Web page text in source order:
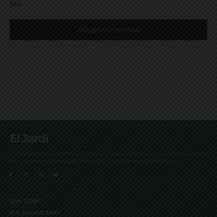
faci.
El Jardí
La Bonanova, Monterols, Galvany, Turó Parc, el Farró, el Putxet, Sarrià,
les Tres Torres, Pedralbes, Vallvidrera, les Planes i el Tibidabo
QUI SOM?
ON REPARTIM?